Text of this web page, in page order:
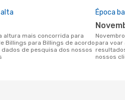
alta
Billings para Billings de acordo
dados de pesquisa dos nossos
Época
novembro é o tempo menos concorrido
para voar
nossos